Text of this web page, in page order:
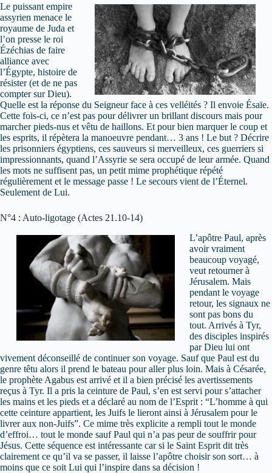
Le puissant empire
assyrien menace le
royaume de Juda et
l’on presse le roi
Ézéchias de faire
alliance avec
l’Égypte, histoire de
résister (et de ne pas
compter sur Dieu).
Quelle est la réponse du Seigneur face à ces velléités ? Il envoie Ésaïe.
Cette fois-ci, ce n’est pas pour délivrer un brillant discours mais pour
marcher pieds-nus et vêtu de haillons. Et pour bien marquer le coup et
les esprits, il répètera la manoeuvre pendant… 3 ans ! Le but ? Décrire
les prisonniers égyptiens, ces sauveurs si merveilleux, ces guerriers si
impressionnants, quand l’Assyrie se sera occupé de leur armée. Quand
les mots ne suffisent pas, un petit mime prophétique répété
régulièrement et le message passe ! Le secours vient de l’Éternel.
Seulement de Lui.
N°4 : Auto-ligotage (Actes 21.10-14)
L’apôtre Paul, après
avoir vraiment
beaucoup voyagé,
veut retourner à
Jérusalem. Mais
pendant le voyage
retour, les signaux ne
sont pas bons du
tout. Arrivés à Tyr,
des disciples inspirés
par Dieu lui ont
vivement déconseillé de continuer son voyage. Sauf que Paul est du
genre têtu alors il prend le bateau pour aller plus loin. Mais à Césarée,
le prophète Agabus est arrivé et il a bien précisé les avertissements
reçus à Tyr. Il a pris la ceinture de Paul, s’en est servi pour s’attacher
les mains et les pieds et a déclaré au nom de l’Esprit : “L’homme à qui
cette ceinture appartient, les Juifs le lieront ainsi à Jérusalem pour le
livrer aux non-Juifs”. Ce mime très explicite a rempli tout le monde
d’effroi… tout le monde sauf Paul qui n’a pas peur de souffrir pour
Jésus. Cette séquence est intéressante car si le Saint Esprit dit très
clairement ce qu’il va se passer, il laisse l’apôtre choisir son sort… à
moins que ce soit Lui qui l’inspire dans sa décision !